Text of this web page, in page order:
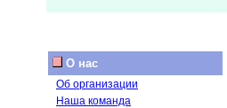
О нас
Об организации
Наша команда